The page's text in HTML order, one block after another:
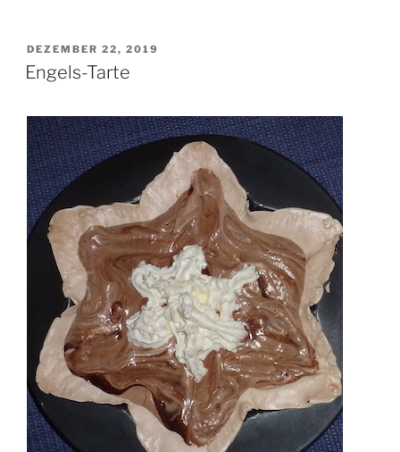
VERÖFFENTLICHT
AM
DEZEMBER 22, 2019
Engels-Tarte